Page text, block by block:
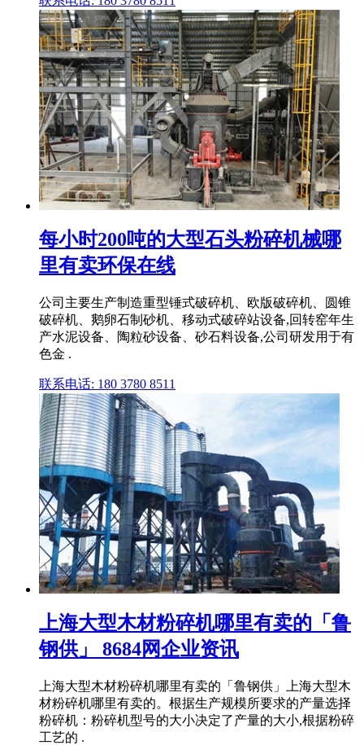
每小时200吨的大型石头粉碎机械哪
里有卖环保在线
公司主要生产制造重型锤式破碎机、欧版破碎机、圆锥
破碎机、鹅卵石制砂机、移动式破碎站设备,回转窑年生
产水泥设备、陶粒砂设备、砂石料设备,公司研发用于有
色金 .
联系电话: 180 3780 8511
上海大型木材粉碎机哪里有卖的「鲁
钢供」 8684网企业资讯
上海大型木材粉碎机哪里有卖的「鲁钢供」上海大型木
材粉碎机哪里有卖的。根据生产规模所要求的产量选择
粉碎机：粉碎机型号的大小决定了产量的大小,根据粉碎
工艺的 .